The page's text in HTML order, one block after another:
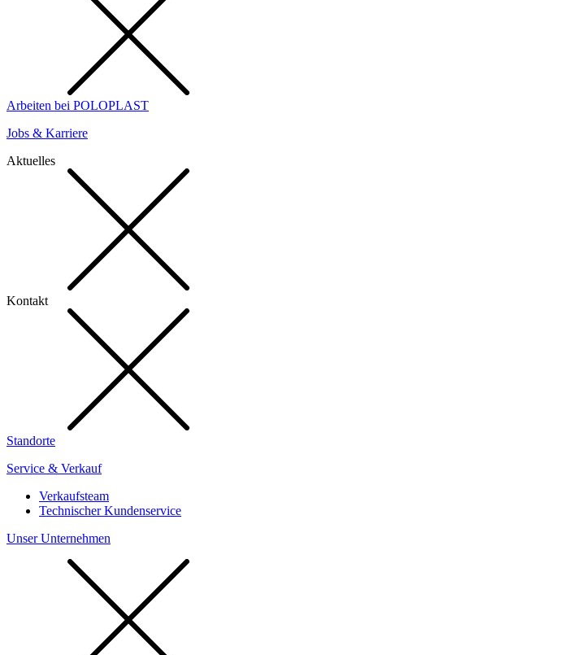
Arbeiten bei POLOPLAST
Jobs & Karriere
Aktuelles
Kontakt
Standorte
Service & Verkauf
Verkaufsteam
Technischer Kundenservice
Unser Unternehmen